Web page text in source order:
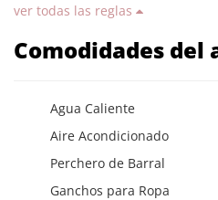
ver todas las reglas
Comodidades
Agua Caliente
Aire Acondicionado
Perchero de Barral
Ganchos para Ropa